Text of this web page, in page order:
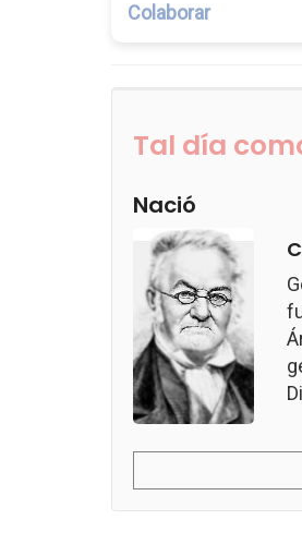
Colaborar
Tal día
Nació